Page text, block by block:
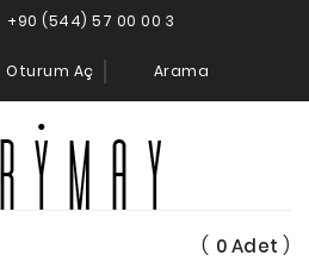
+90 (544) 57 00 00 3
Oturum Aç Arama
( 0Adet )